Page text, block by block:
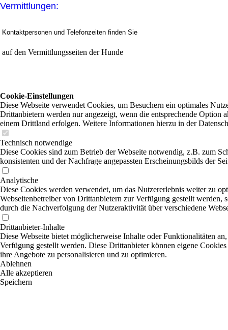
Vermittlungen:
Kontaktpersonen und Telefonzeiten finden Sie
auf den Vermittlungsseiten der Hunde
Cookie-Einstellungen
Diese Webseite verwendet Cookies, um Besuchern ein optimales
Drittanbietern werden nur angezeigt, wenn die entsprechende Option
einem Drittland erfolgen. Weitere Informationen hierzu in der
Technisch notwendige
Diese Cookies sind zum Betrieb der Webseite notwendig, z.B. zum
konsistenten und der Nachfrage angepassten Erscheinungsbilds der
Analytische
Diese Cookies werden verwendet, um das Nutzererlebnis weiter zu
Webseitenbetreiber von Drittanbietern zur Verfügung gestellt werden,
durch die Nachverfolgung der Nutzeraktivität über verschiedene
Drittanbieter-Inhalte
Diese Webseite bietet möglicherweise Inhalte oder Funktionalitäten
Verfügung gestellt werden. Diese Drittanbieter können eigene
ihre Angebote zu personalisieren und zu optimieren.
Ablehnen
Alle akzeptieren
Speichern